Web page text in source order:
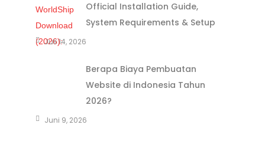
Official Installation Guide,
System Requirements & Setup
Juli 14, 2026
Berapa Biaya Pembuatan
Website di Indonesia Tahun
2026?
Juni 9, 2026